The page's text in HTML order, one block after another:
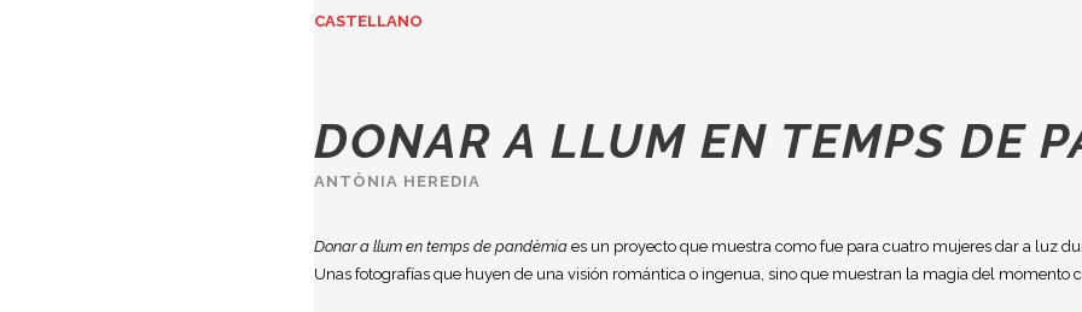
CASTELLANO
DONAR A LLUM EN TEMPS DE
ANTÒNIA HEREDIA
Donar a llum en temps de pandèmia es un proyecto que muestra como fue para cuatro mujeres dar a luz
Unas fotografías que huyen de una visión romántica o ingenua, sino que muestran la magia del momento